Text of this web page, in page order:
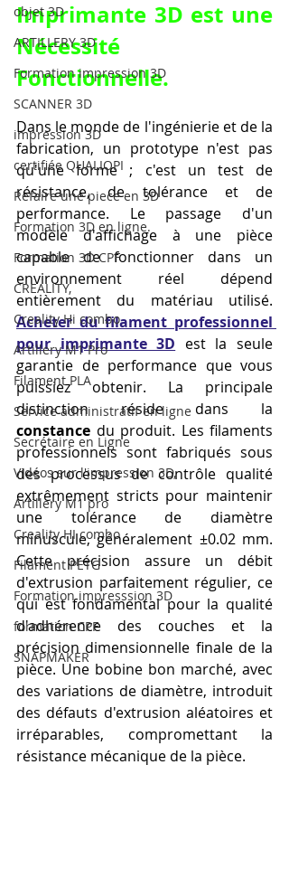
objet 3D
ARTILLERY 3D
Formation impression 3D
SCANNER 3D
impression 3D
certifiée QUALIOPI
Refaire une piece en 3D
Formation 3D en ligne.
Formation 3D CPF
CREALITY,
Creality Hi combo
Artillery M1 Pro
Filament PLA
Service administratif en ligne
Secrétaire en Ligne
Vidéos sur l'impression 3D,
Artillery M1 pro
Creality HI combo
Filament PETG
Formation impresssion 3D
formation CPF
SNAPMAKER
Imprimante 3D est une
Nécessité
Fonctionnelle.
Dans le monde de l'ingénierie et de la
fabrication, un prototype n'est pas
qu'une forme ; c'est un test de
résistance, de tolérance et de
performance. Le passage d'un
modèle d'affichage à une pièce
capable de fonctionner dans un
environnement réel dépend
Acheter du filament professionnel
pour imprimante 3D est la seule
garantie de performance que vous
puissiez obtenir. La principale
constance du produit. Les filaments
professionnels sont fabriqués sous
des processus de contrôle qualité
extrêmement stricts pour maintenir
une tolérance de diamètre
minuscule, généralement ±0.02 mm.
Cette précision assure un débit
d'extrusion parfaitement régulier, ce
qui est fondamental pour la qualité
d'adhérence des couches et la
précision dimensionnelle finale de la
pièce. Une bobine bon marché, avec
des variations de diamètre, introduit
des défauts d'extrusion aléatoires et
irréparables, compromettant la
résistance mécanique de la pièce.